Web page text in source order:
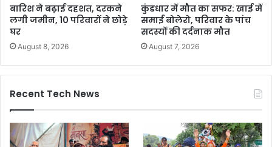
बारिश ने बढ़ाई दहशत, दरकने
लगी जमीन, 10 परिवारों ने छोड़े
घर
August 8, 2026
कुंडधार में मौत का सफर: खाई में
समाई बोलेरो, परिवार के पांच
सदस्यों की दर्दनाक मौत
August 7, 2026
Recent Tech News